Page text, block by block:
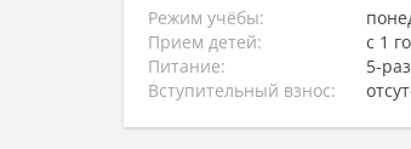
Режим учёбы:
Прием детей:
с 1
Питание:
5-
Вступительный взнос: